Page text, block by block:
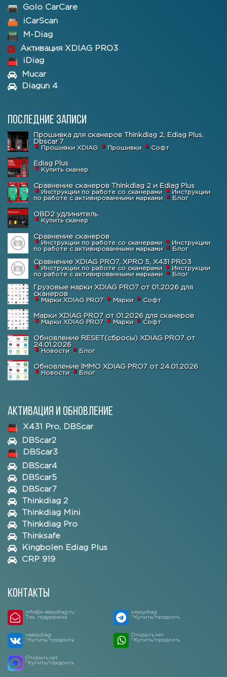
Golo CarCare
iCarScan
M-Diag
Активация XDIAG PRO3
iDiag
Mucar
Diagun 4
Последние записи
Прошивка для сканеров Thinkdiag 2, Ediag Plus,
Dbscar 7
Прошивки XDIAG Прошивки Софт
Ediag Plus
Купить сканер
Сравнение сканеров Thinkdiag 2 и Ediag Plus
Инструкции по работе со сканерами
Инструкции
по работе с активированными марками
Блог
OBD2 удлинитель
Купить сканер
Сравнение сканеров
Инструкции по работе со сканерами
Инструкции
по работе с активированными марками
Блог
Сравнение XDIAG PRO7, XPRO 5, X431 PRO3
Инструкции по работе со сканерами
Инструкции
по работе с активированными марками
Блог
Грузовые марки XDIAG PRO7 от 01.2026 для
сканеров
Марки XDIAG PRO7 Марки Софт
Марки XDIAG PRO7 от 01.2026 для сканеров
Марки XDIAG PRO7 Марки Софт
Обновление RESET(сбросы) XDIAG PRO7 от
24.01.2026
Новости Блог
Обновление IMMO XDIAG PRO7 от 24.01.2026
Новости Блог
Активация и обновление
X431 Pro, DBScar
DBScar2
DBScar3
DBScar4
DBScar5
DBScar7
Thinkdiag 2
Thinkdiag Mini
Thinkdiag Pro
Thinksafe
Kingbolen Ediag Plus
CRP 919
Контакты
info@x-easydiag.ru
Тех. поддержка
xeasydiag
*Купить/продлить
xeasydiag
*Купить/продлить
Открыть чат
*Купить/продлить
Открыть чат
*Купить/продлить